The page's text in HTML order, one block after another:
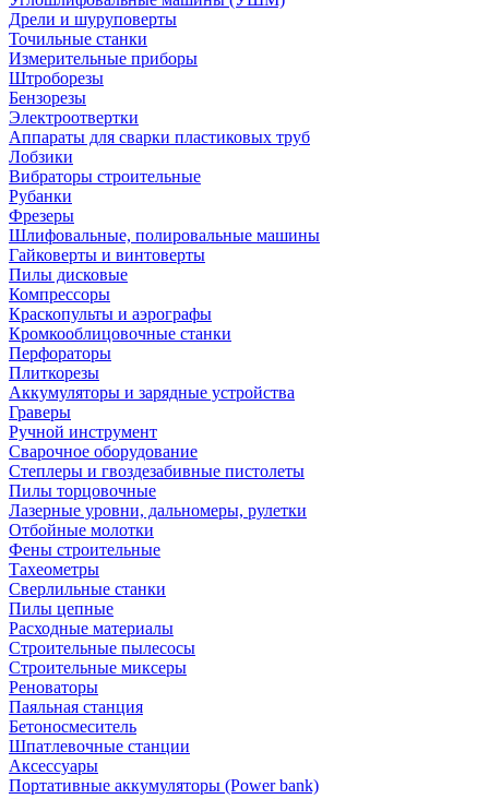
Дрели и шуруповерты
Точильные станки
Измерительные приборы
Штроборезы
Бензорезы
Электроотвертки
Аппараты для сварки пластиковых труб
Лобзики
Вибраторы строительные
Рубанки
Фрезеры
Шлифовальные, полировальные машины
Гайковерты и винтоверты
Пилы дисковые
Компрессоры
Краскопульты и аэрографы
Кромкооблицовочные станки
Перфораторы
Плиткорезы
Аккумуляторы и зарядные устройства
Граверы
Ручной инструмент
Сварочное оборудование
Степлеры и гвоздезабивные пистолеты
Пилы торцовочные
Лазерные уровни, дальномеры, рулетки
Отбойные молотки
Фены строительные
Тахеометры
Сверлильные станки
Пилы цепные
Расходные материалы
Строительные пылесосы
Строительные миксеры
Реноваторы
Паяльная станция
Бетоносмеситель
Шпатлевочные станции
Аксессуары
Портативные аккумуляторы (Power bank)